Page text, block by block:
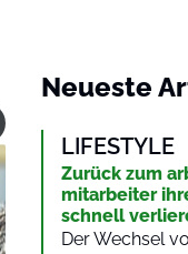
Neueste
LIFESTYLE
Zurück zum
mitarbeiter
schnell
Der Wechsel